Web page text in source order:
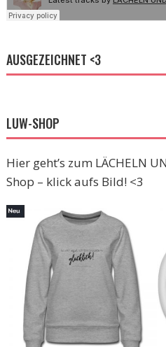
AUSGEZEICHNET <3
LUW-SHOP
Hier geht’s zum LÄCHELN
Shop – klick aufs Bild! <3